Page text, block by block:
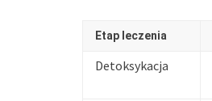
Etap leczenia
Detoksykacja